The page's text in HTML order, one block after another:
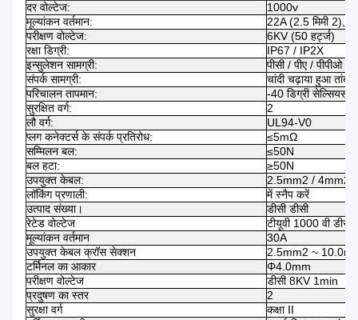
दर वोल्टेज:
1000v
मूल्यांकन वर्तमान:
22A (2.5 मिमी 2),
परीक्षण वोल्टेज:
6KV (50 हर्ट्ज)
रक्षा डिग्री:
IP67 / IP2X
इन्सुलेशन सामग्री:
पीसी / पीए / पीपीओ /
संपर्क सामग्री:
चांदी चढ़ाया हुआ तांबा
परिचालन तापमान:
-40 डिग्री सेल्सियस
सुरक्षित वर्ग:
2
लौ वर्ग:
UL94-V0
प्लग कनेक्टर्स के संपर्क प्रतिरोध:
≤5mΩ
सम्मिलन बल:
≤50N
बल हटा:
≥50N
उपयुक्त केबल:
2.5mm2 / 4mm2
लॉकिंग प्रणाली:
में स्नैप करें
उत्पाद संख्या।
डीसी डीसी
रेटेड वोल्टेज
टीयूवी 1000 वी डीसी
मूल्यांकन वर्तमान
30A
उपयुक्त केबल क्रॉस सेक्शन
2.5mm2 ~
टर्मिनल का आकार
Φ4.0mm
परीक्षण वोल्टेज
डीसी 8KV 1min
प्रदुषण का स्तर
2
सुरक्षा वर्ग
कक्षा II